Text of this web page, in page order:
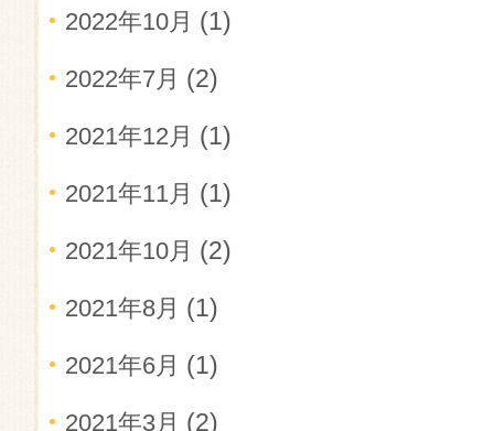
2022年10月 (1)
2022年7月 (2)
2021年12月 (1)
2021年11月 (1)
2021年10月 (2)
2021年8月 (1)
2021年6月 (1)
2021年3月 (2)